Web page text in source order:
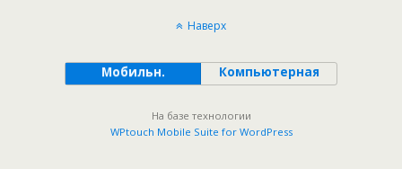
Наверх
Мобильн. Компьютерная
На базе технологии
WPtouch Mobile Suite for WordPress